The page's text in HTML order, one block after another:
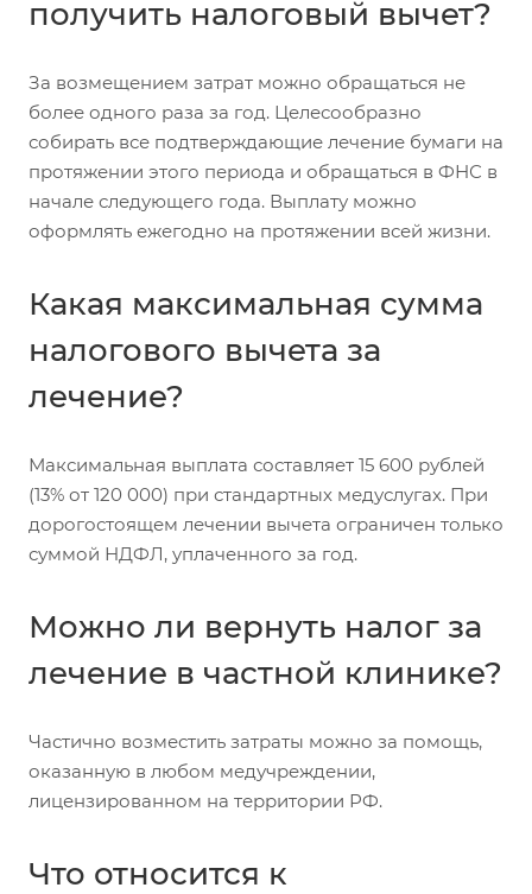
получить налоговый вычет?
За возмещением затрат можно обращаться не
более одного раза за год. Целесообразно
собирать все подтверждающие лечение бумаги на
протяжении этого периода и обращаться в ФНС в
начале следующего года. Выплату можно
оформлять ежегодно на протяжении всей жизни.
Какая максимальная сумма
налогового вычета за
лечение?
Максимальная выплата составляет 15 600 рублей
(13% от 120 000) при стандартных медуслугах. При
дорогостоящем лечении вычета ограничен только
суммой НДФЛ, уплаченного за год.
Можно ли вернуть налог за
лечение в частной клинике?
Частично возместить затраты можно за помощь,
оказанную в любом медучреждении,
лицензированном на территории РФ.
Что относится к